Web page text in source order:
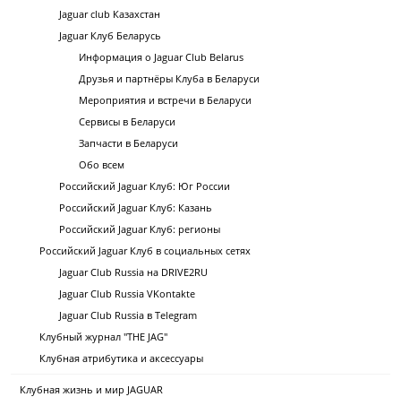
Jaguar club Казахстан
Jaguar Клуб Беларусь
Информация о Jaguar Club Belarus
Друзья и партнёры Клуба в Беларуси
Мероприятия и встречи в Беларуси
Сервисы в Беларуси
Запчасти в Беларуси
Обо всем
Российский Jaguar Клуб: Юг России
Российский Jaguar Клуб: Казань
Российский Jaguar Клуб: регионы
Российский Jaguar Клуб в социальных сетях
Jaguar Club Russia на DRIVE2RU
Jaguar Club Russia VKontakte
Jaguar Club Russia в Telegram
Клубный журнал "THE JAG"
Клубная атрибутика и аксессуары
Клубная жизнь и мир JAGUAR